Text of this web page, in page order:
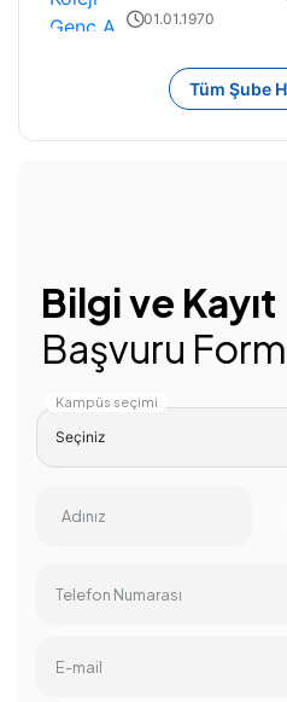
01.01.1970
Tüm Şube
Bilgi ve Kayıt
Başvuru
Kampüs seçimi
Adınız
Telefon Numarası
E-mail